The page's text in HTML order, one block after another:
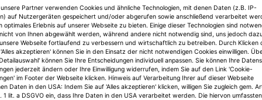
Unibail-Rodamco-Westfield Centermanagement
Partner verwenden Cookies und ähnliche Technologien, mit denen Daten (z.B. IP-
auf Nutzergeräten gespeichert und/oder abgerufen sowie anschließend verarbeitet
optimales Erlebnis auf unserer Webseite zu bieten. Einige dieser Technologien sind
von Ihnen abgewählt werden, während andere nicht notwendig sind, uns jedoch
Webseite fortlaufend zu verbessern und wirtschaftlich zu betreiben. Durch Klicken
akzeptieren' können Sie in den Einsatz der nicht notwendigen Cookies einwilligen.
können Sie Ihre Entscheidungen individuell anpassen. Sie können Ihre
jederzeit ändern oder Ihre Einwilligung widerrufen, indem Sie auf den Link 'Cookie-
im Footer der Webseite klicken. Hinweis auf Verarbeitung Ihrer auf dieser Webseite
Daten in den USA: Indem Sie auf 'Alles akzeptieren' klicken, willigen Sie zugleich gem.
1 lit. a DSGVO ein, dass Ihre Daten in den USA verarbeitet werden. Die hiervon umfassten